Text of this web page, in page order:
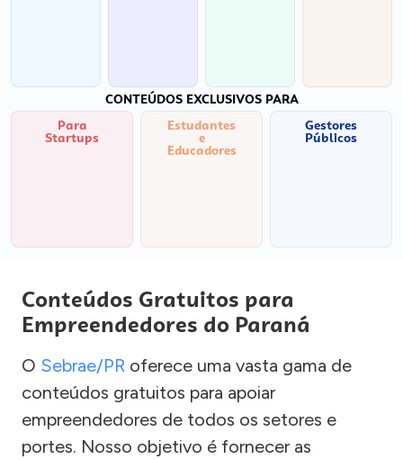
CONTEÚDOS EXCLUSIVOS PARA
Para
Startups
Estudantes
e
Educadores
Gestores
Públicos
Conteúdos Gratuitos para
Empreendedores do Paraná
O Sebrae/PR oferece uma vasta gama de
conteúdos gratuitos para apoiar
empreendedores de todos os setores e
portes. Nosso objetivo é fornecer as